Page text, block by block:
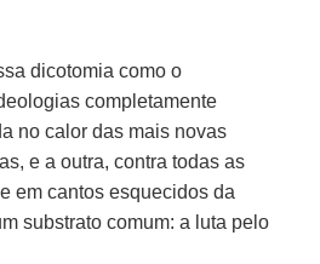
dicotomia como o
completamente
no calor das mais novas
e a outra, contra todas as
em cantos esquecidos da
substrato comum: a luta pelo